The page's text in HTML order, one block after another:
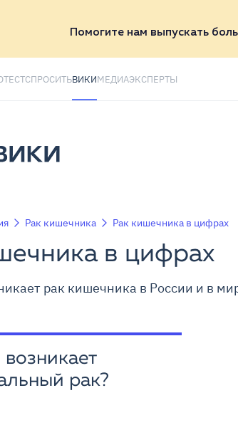
Помогите нам выпускать
ТЕСТСПРОСИТЬВИКИМЕДИАЭКСПЕРТЫ
Рак кишечника Рак кишечника в цифрах
в цифрах
рак кишечника в России и в
возникает
рак?